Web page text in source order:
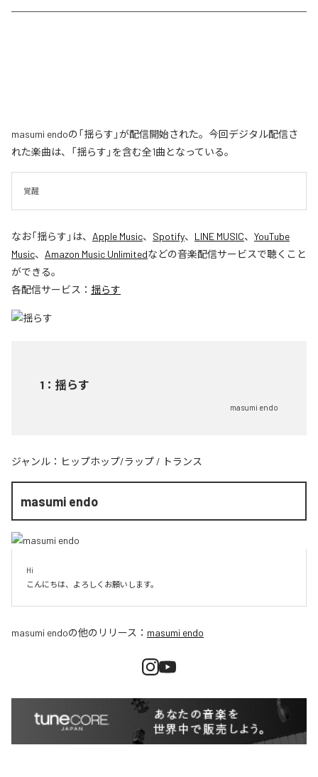
masumi endoの「揺らす」が配信開始された。今回デジタル配信さ
れた楽曲は、「揺らす」を含む全1曲となっている。
覚醒
なお「揺らす 」は、 Apple Music、 Spotify、 LINE MUSIC、 YouTube
Music、 Amazon Music Unlimitedなどの音楽配信サービスで聴くこと
ができる。
各配信サービス： 揺らす
1 ： 揺らす
masumi endo
ジャンル： ヒップホップ/ラップ / トランス
masumi endo
Hi
こんにちは、よろしくお願いします。
masumi endoの他のリリース： masumi endo